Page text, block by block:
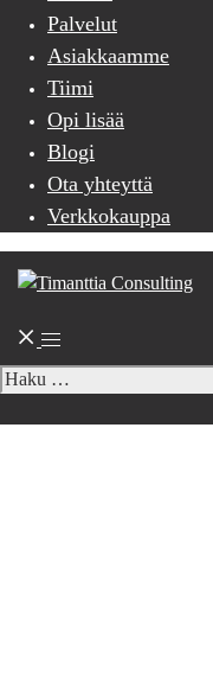
Palvelut
Asiakkaamme
Tiimi
Opi lisää
Blogi
Ota yhteyttä
Verkkokauppa
Toggle
menu
Haku: